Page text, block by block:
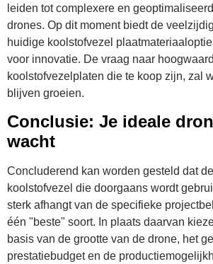
leiden tot complexere en
drones. Op dit moment biedt de
huidige koolstofvezel
voor innovatie. De vraag naar
koolstofvezelplaten die te koop zijn, zal
blijven groeien.
Conclusie: Je ideale
wacht
Concluderend kan worden gesteld dat
koolstofvezel die doorgaans wordt
sterk afhangt van de specifieke
één "beste" soort. In plaats daarvan
basis van de grootte van de drone, het
prestatiebudget en de